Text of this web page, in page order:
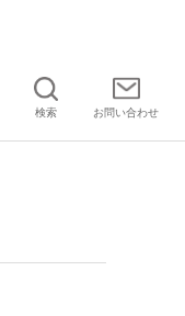
検索 お問い合わせ